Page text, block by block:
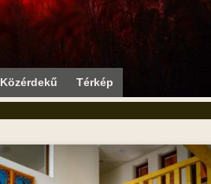
Közérdekű Térkép